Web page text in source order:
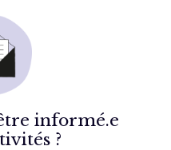
informé.e
?